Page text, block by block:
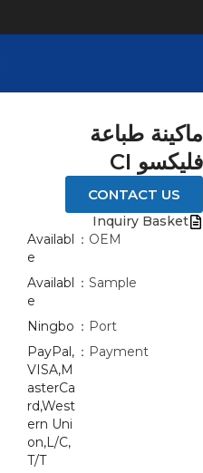
ماكينة طباعة
فليكسو CI
CONTACT US
Inquiry Basket
OEM：
Availabl
e
Sample：
Availabl
e
Port：
Ningbo
Payment：
PayPal,
VISA,M
asterCa
rd,West
ern Uni
on,L/C,
T/T